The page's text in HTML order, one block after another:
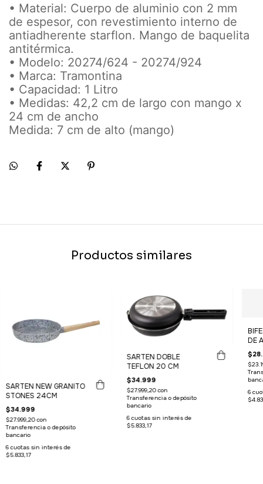
• Material: Cuerpo de aluminio con 2 mm
de espesor, con revestimiento interno de
antiadherente starflon. Mango de baquelita
antitérmica.
• Modelo: 20274/624 - 20274/924
• Marca: Tramontina
• Capacidad: 1 Litro
• Medidas: 42,2 cm de largo con mango x
24 cm de ancho
Medida: 7 cm de alto (mango)
Productos similares
SARTEN NEW GRANITO
STONES 24CM
$34.999
$27.999,20con
Transferencia o depósito
bancario
6 cuotas sin interés de
$5.833,17
SARTEN DOBLE
TEFLON 20 CM
$34.999
$27.999,20con
Transferencia o depósito
bancario
6 cuotas sin interés de
$5.833,17
DE
6